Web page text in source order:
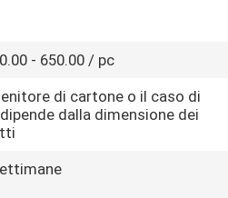
- 650.00 / pc
di cartone o il caso di
dalla dimensione dei